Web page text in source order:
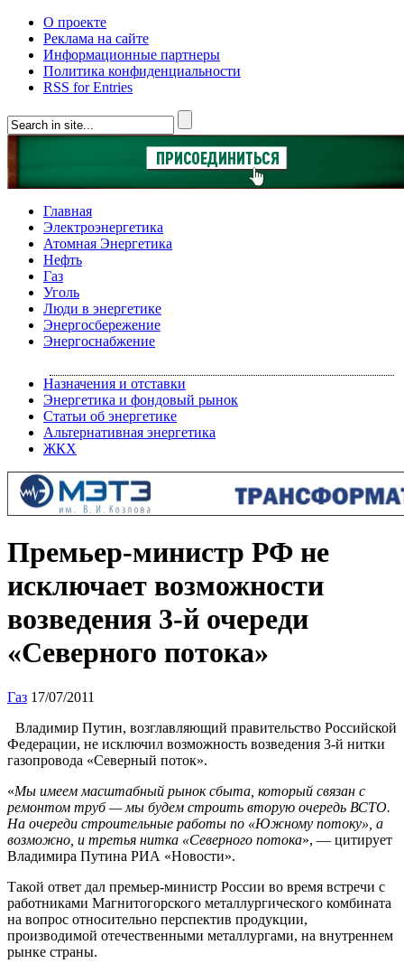
О проекте
Реклама на сайте
Информационные партнеры
Политика конфиденциальности
RSS for Entries
Главная
Электроэнергетика
Атомная Энергетика
Нефть
Газ
Уголь
Люди в энергетике
Энергосбережение
Энергоснабжение
Назначения и отставки
Энергетика и фондовый рынок
Статьи об энергетике
Альтернативная энергетика
ЖКХ
Премьер-министр РФ не
исключает возможности
возведения 3-й очереди
«Северного потока»
Газ 17/07/2011
Владимир Путин, возглавляющий правительство Российской
Федерации, не исключил возможность возведения 3-й нитки
газопровода «Северный поток».
«Мы имеем масштабный рынок сбыта, который связан с
ремонтом труб — мы будем строить вторую очередь ВСТО.
На очереди строительные работы по «Южному потоку», а
возможно, и третья нитка «Северного потока», — цитирует
Владимира Путина РИА «Новости».
Такой ответ дал премьер-министр России во время встречи с
работниками Магнитогорского металлургического комбината
на вопрос относительно перспектив продукции,
производимой отечественными металлургами, на внутреннем
рынке страны.